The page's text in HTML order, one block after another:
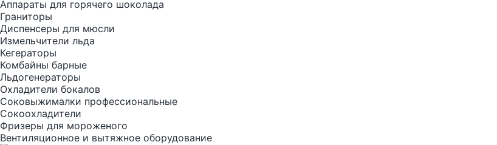
Аппараты для горячего шоколада
Граниторы
Диспенсеры для мюсли
Измельчители льда
Кегераторы
Комбайны барные
Льдогенераторы
Охладители бокалов
Соковыжималки профессиональные
Сокоохладители
Фризеры для мороженого
Вентиляционное и вытяжное оборудование